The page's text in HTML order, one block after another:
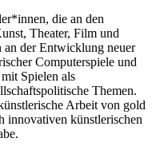
die an den
Theater, Film und
an der Entwicklung neuer
Computerspiele und
Spielen als
Themen.
Arbeit von gold
innovativen künstlerischen